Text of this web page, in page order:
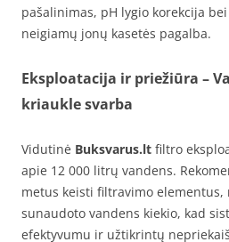
pašalinimas, pH lygio korekcija
neigiamų jonų kasetės pagalba.
Eksploatacija ir priežiūra –
kriaukle svarba
Vidutinė Buksvarus.lt filtro
apie 12 000 litrų vandens.
metus keisti filtravimo
sunaudoto vandens kiekio, kad
efektyvumu ir užtikrintų